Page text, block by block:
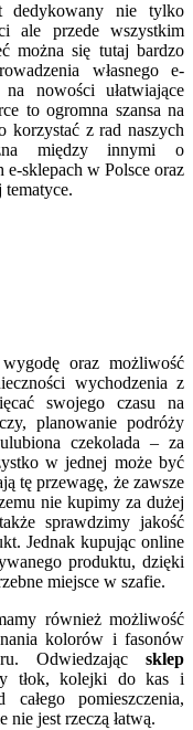
dedykowany nie tylko
ale przede wszystkim
można się tutaj bardzo
własnego e-
nowości ułatwiające
to ogromna szansa na
korzystać z rad naszych
między innymi o
sklepach w Polsce oraz
oraz możliwość
wychodzenia z
swojego czasu na
planowanie podróży
czekolada – za
w jednej może być
tę przewagę, że zawsze
nie kupimy za dużej
sprawdzimy jakość
Jednak kupując online
produktu, dzięki
miejsce w szafie.
również możliwość
kolorów i fasonów
Odwiedzając sklep
tłok, kolejki do kas i
pomieszczenia,
jest rzeczą łatwą.